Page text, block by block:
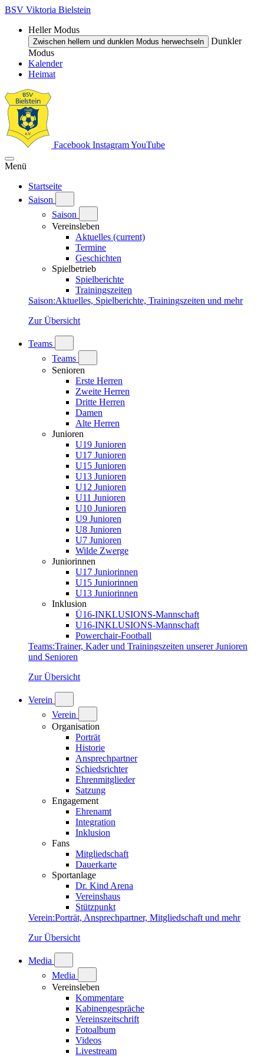
BSV Viktoria Bielstein
Heller Modus
Zwischen hellem und dunklen Modus herwechseln
Dunkler
Modus
Kalender
Heimat
Facebook InstagramYouTube
Menü
Startseite
Saison
Saison
Vereinsleben
Aktuelles (current)
Termine
Geschichten
Spielbetrieb
Spielberichte
Trainingszeiten
Saison:Aktuelles, Spielberichte, Trainingszeiten und mehr
Zur Übersicht
Teams
Teams
Senioren
Erste Herren
Zweite Herren
Dritte Herren
Damen
Alte Herren
Junioren
U19 Junioren
U17 Junioren
U15 Junioren
U13 Junioren
U12 Junioren
U11 Junioren
U10 Junioren
U9 Junioren
U8 Junioren
U7 Junioren
Wilde Zwerge
Juniorinnen
U17 Juniorinnen
U15 Juniorinnen
U13 Juniorinnen
Inklusion
Ü16-INKLUSIONS-Mannschaft
U16-INKLUSIONS-Mannschaft
Powerchair-Football
Teams:Trainer, Kader und Trainingszeiten unserer Junioren
und Senioren
Zur Übersicht
Verein
Verein
Organisation
Porträt
Historie
Ansprechpartner
Schiedsrichter
Ehrenmitglieder
Satzung
Engagement
Ehrenamt
Integration
Inklusion
Fans
Mitgliedschaft
Dauerkarte
Sportanlage
Dr. Kind Arena
Vereinshaus
Stützpunkt
Verein:Porträt, Ansprechpartner, Mitgliedschaft und mehr
Zur Übersicht
Media
Media
Vereinsleben
Kommentare
Kabinengespräche
Vereinszeitschrift
Fotoalbum
Videos
Livestream